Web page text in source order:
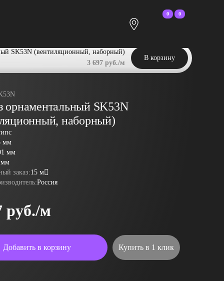
0 0
орнаментальный SK53N
наборный)
мм
мм
мм
заказ:15 м
Россия
руб./м
Добавить в корзину Купить в 1 клик
SK53N (вентиляционный, наборный)
3 697 руб./м
В корзину